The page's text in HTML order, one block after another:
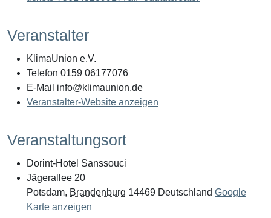
Veranstaltungsort
Dorint-Hotel Sanssouci
Jägerallee 20
Potsdam, Brandenburg 14469 Deutschland Google
Karte anzeigen
Veranstalter
KlimaUnion e.V.
Telefon 0159 06177076
E-Mail info@klimaunion.de
Veranstalter-Website anzeigen